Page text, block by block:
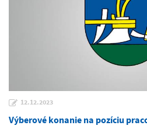
12.12.2023
Výberové konanie na pozíciu